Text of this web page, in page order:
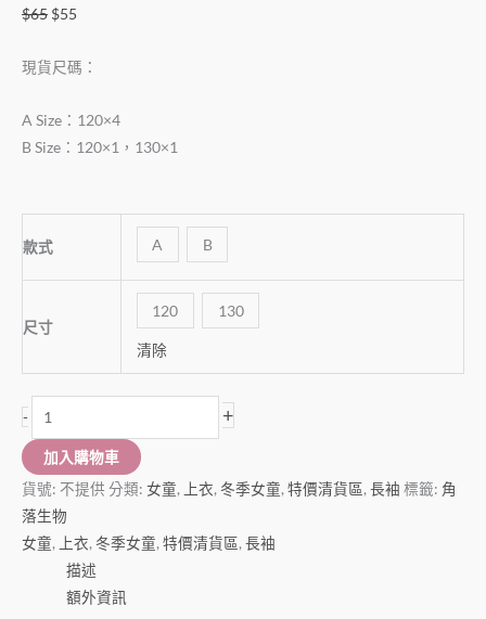
$65 $55
現貨尺碼：
A Size：120×4
B Size：120×1，130×1
款式 A B
尺寸
120 130
清除
- +
加入購物車
貨號: 不提供 分類: 女童, 上衣, 冬季女童, 特價清貨區, 長袖 標籤: 角
落生物
女童, 上衣, 冬季女童, 特價清貨區, 長袖
描述
額外資訊